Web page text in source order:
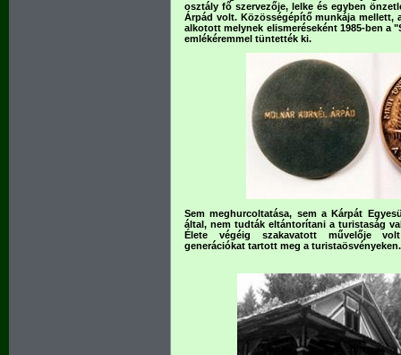
osztály fő szervezője, lelke és egyben
Árpád volt. Közösségépítő munkája mellett,
alkotott melynek elismeréseként 1985-ben a
emlékéremmel tüntették ki.
Sem meghurcoltatása, sem a Kárpát
által, nem tudták eltántorítani a turistaság
Élete végéig szakavatott művelője
generációkat tartott meg a turistaösvényeken.